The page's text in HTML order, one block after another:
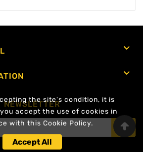
the site's condition, it is
accept the use of cookies in
with this Cookie Policy.
Accept All


NEWSLETTER
OK